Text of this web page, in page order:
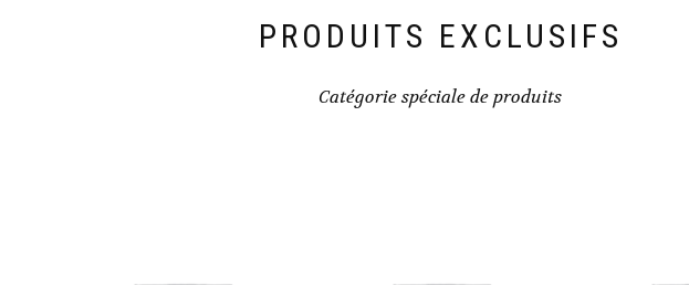
PRODUITS EXCLUSIFS
Catégorie spéciale de produits